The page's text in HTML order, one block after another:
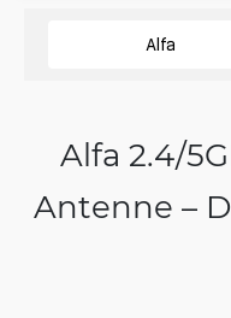
Alfa
Alfa 2.4/
Antenne –